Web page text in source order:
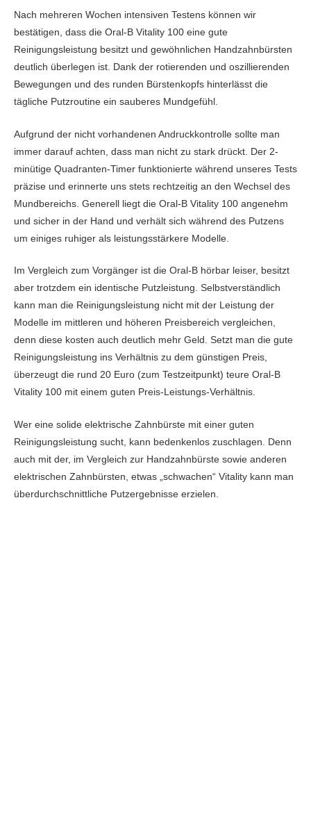
Nach mehreren Wochen intensiven Testens können wir
bestätigen, dass die Oral-B Vitality 100 eine gute
Reinigungsleistung besitzt und gewöhnlichen Handzahnbürsten
deutlich überlegen ist. Dank der rotierenden und oszillierenden
Bewegungen und des runden Bürstenkopfs hinterlässt die
tägliche Putzroutine ein sauberes Mundgefühl.
Aufgrund der nicht vorhandenen Andruckkontrolle sollte man
immer darauf achten, dass man nicht zu stark drückt. Der 2-
minütige Quadranten-Timer funktionierte während unseres Tests
präzise und erinnerte uns stets rechtzeitig an den Wechsel des
Mundbereichs. Generell liegt die Oral-B Vitality 100 angenehm
und sicher in der Hand und verhält sich während des Putzens
um einiges ruhiger als leistungsstärkere Modelle.
Im Vergleich zum Vorgänger ist die Oral-B hörbar leiser, besitzt
aber trotzdem ein identische Putzleistung. Selbstverständlich
kann man die Reinigungsleistung nicht mit der Leistung der
Modelle im mittleren und höheren Preisbereich vergleichen,
denn diese kosten auch deutlich mehr Geld. Setzt man die gute
Reinigungsleistung ins Verhältnis zu dem günstigen Preis,
überzeugt die rund 20 Euro (zum Testzeitpunkt) teure Oral-B
Vitality 100 mit einem guten Preis-Leistungs-Verhältnis.
Wer eine solide elektrische Zahnbürste mit einer guten
Reinigungsleistung sucht, kann bedenkenlos zuschlagen. Denn
auch mit der, im Vergleich zur Handzahnbürste sowie anderen
elektrischen Zahnbürsten, etwas „schwachen“ Vitality kann man
überdurchschnittliche Putzergebnisse erzielen.